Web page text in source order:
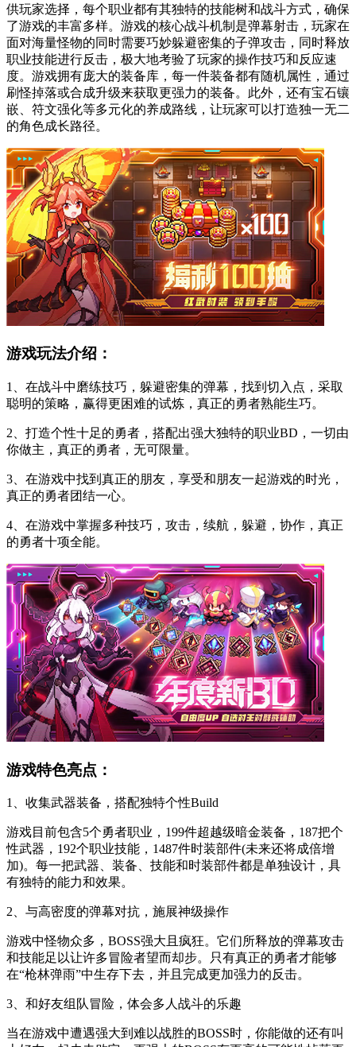
供玩家选择，每个职业都有其独特的技能树和战斗方式，确保
了游戏的丰富多样。游戏的核心战斗机制是弹幕射击，玩家在
面对海量怪物的同时需要巧妙躲避密集的子弹攻击，同时释放
职业技能进行反击，极大地考验了玩家的操作技巧和反应速
度。游戏拥有庞大的装备库，每一件装备都有随机属性，通过
刷怪掉落或合成升级来获取更强力的装备。此外，还有宝石镶
嵌、符文强化等多元化的养成路线，让玩家可以打造独一无二
的角色成长路径。
游戏玩法介绍：
1、在战斗中磨练技巧，躲避密集的弹幕，找到切入点，采取
聪明的策略，赢得更困难的试炼，真正的勇者熟能生巧。
2、打造个性十足的勇者，搭配出强大独特的职业BD，一切由
你做主，真正的勇者，无可限量。
3、在游戏中找到真正的朋友，享受和朋友一起游戏的时光，
真正的勇者团结一心。
4、在游戏中掌握多种技巧，攻击，续航，躲避，协作，真正
的勇者十项全能。
游戏特色亮点：
1、收集武器装备，搭配独特个性Build
游戏目前包含5个勇者职业，199件超越级暗金装备，187把个
性武器，192个职业技能，1487件时装部件(未来还将成倍增
加)。每一把武器、装备、技能和时装部件都是单独设计，具
有独特的能力和效果。
2、与高密度的弹幕对抗，施展神级操作
游戏中怪物众多，BOSS强大且疯狂。它们所释放的弹幕攻击
和技能足以让许多冒险者望而却步。只有真正的勇者才能够
在“枪林弹雨”中生存下去，并且完成更加强力的反击。
3、和好友组队冒险，体会多人战斗的乐趣
当在游戏中遭遇强大到难以战胜的BOSS时，你能做的还有叫